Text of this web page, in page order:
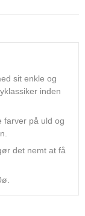
sit enkle og
inden
farver på uld og
det nemt at få